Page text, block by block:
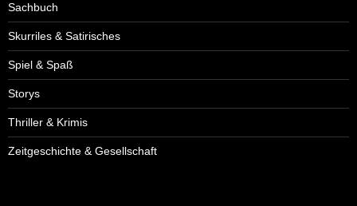
Sachbuch
Skurriles & Satirisches
Spiel & Spaß
Storys
Thriller & Krimis
Zeitgeschichte & Gesellschaft